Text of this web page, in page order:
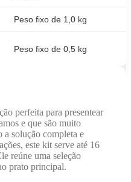
Peso fixo de 1,0 kg
Peso fixo de 0,5 kg
perfeita para presentear
e que são muito
a solução completa e
este kit serve até 16
reúne uma seleção
prato principal.